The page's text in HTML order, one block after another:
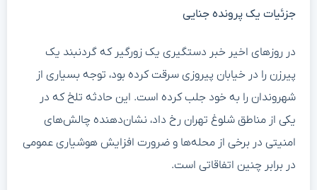
جزئیات یک پرونده جنایی
در روزهای اخیر خبر دستگیری یک زورگیر که گردنبند یک
پیرزن را در خیابان پیروزی سرقت کرده بود، توجه بسیاری از
شهروندان را به خود جلب کرده است. این حادثه تلخ که در
یکی از مناطق شلوغ تهران رخ داد، نشان‌دهنده چالش‌های
امنیتی در برخی از محله‌ها و ضرورت افزایش هوشیاری عمومی
در برابر چنین اتفاقاتی است.